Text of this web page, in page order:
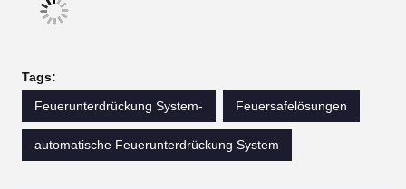
Tags:
Feuerunterdrückung System-
Feuersafelösungen
automatische Feuerunterdrückung System